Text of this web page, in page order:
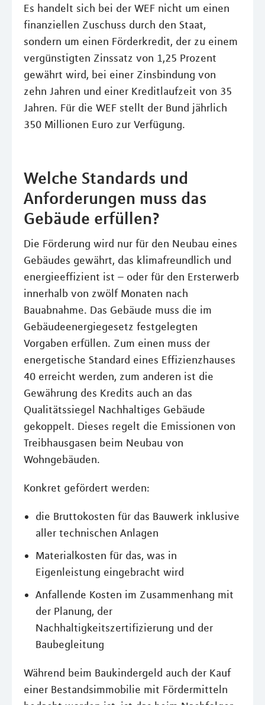
Es handelt sich bei der WEF nicht um einen
finanziellen Zuschuss durch den Staat,
sondern um einen Förderkredit, der zu einem
vergünstigten Zinssatz von 1,25 Prozent
gewährt wird, bei einer Zinsbindung von
zehn Jahren und einer Kreditlaufzeit von 35
Jahren. Für die WEF stellt der Bund jährlich
350 Millionen Euro zur Verfügung.
Welche Standards und
Anforderungen muss das
Gebäude erfüllen?
Die Förderung wird nur für den Neubau eines
Gebäudes gewährt, das klimafreundlich und
energieeffizient ist – oder für den Ersterwerb
innerhalb von zwölf Monaten nach
Bauabnahme. Das Gebäude muss die im
Gebäudeenergiegesetz festgelegten
Vorgaben erfüllen. Zum einen muss der
energetische Standard eines Effizienzhauses
40 erreicht werden, zum anderen ist die
Gewährung des Kredits auch an das
Qualitätssiegel Nachhaltiges Gebäude
gekoppelt. Dieses regelt die Emissionen von
Treibhausgasen beim Neubau von
Wohngebäuden.
Konkret gefördert werden:
die Bruttokosten für das Bauwerk inklusive
aller technischen Anlagen
Materialkosten für das, was in
Eigenleistung eingebracht wird
Anfallende Kosten im Zusammenhang mit
der Planung, der
Nachhaltigkeitszertifizierung und der
Baubegleitung
Während beim Baukindergeld auch der Kauf
einer Bestandsimmobilie mit Fördermitteln